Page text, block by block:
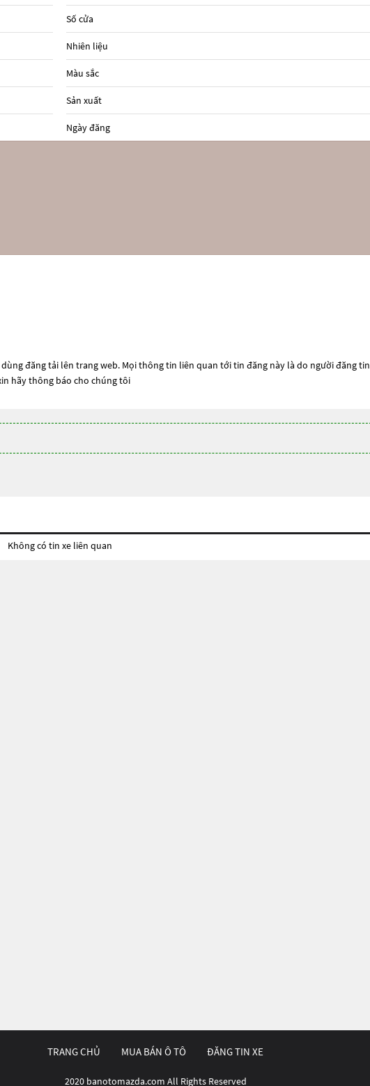
Số cửa
Nhiên liệu
Màu sắc
Sản xuất
Ngày đăng
đăng tải lên trang web. Mọi thông tin liên quan tới tin đăng này là do người đăng tin
hãy thông báo cho chúng tôi
Không có tin xe liên quan
TRANG CHỦ MUA BÁN Ô TÔ ĐĂNG TIN XE
2020 banotomazda.com All Rights Reserved